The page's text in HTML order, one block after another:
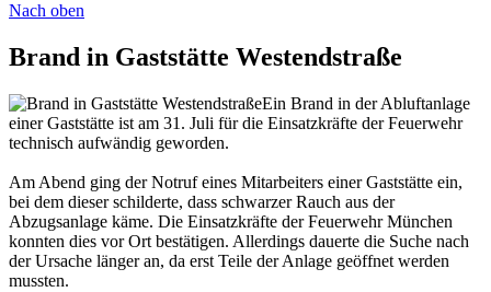
Nach oben
Brand in Gaststätte Westendstraße
Ein Brand in der Abluftanlage
einer Gaststätte ist am 31. Juli für die Einsatzkräfte der Feuerwehr
technisch aufwändig geworden.
Am Abend ging der Notruf eines Mitarbeiters einer Gaststätte ein,
bei dem dieser schilderte, dass schwarzer Rauch aus der
Abzugsanlage käme. Die Einsatzkräfte der Feuerwehr München
konnten dies vor Ort bestätigen. Allerdings dauerte die Suche nach
der Ursache länger an, da erst Teile der Anlage geöffnet werden
mussten.